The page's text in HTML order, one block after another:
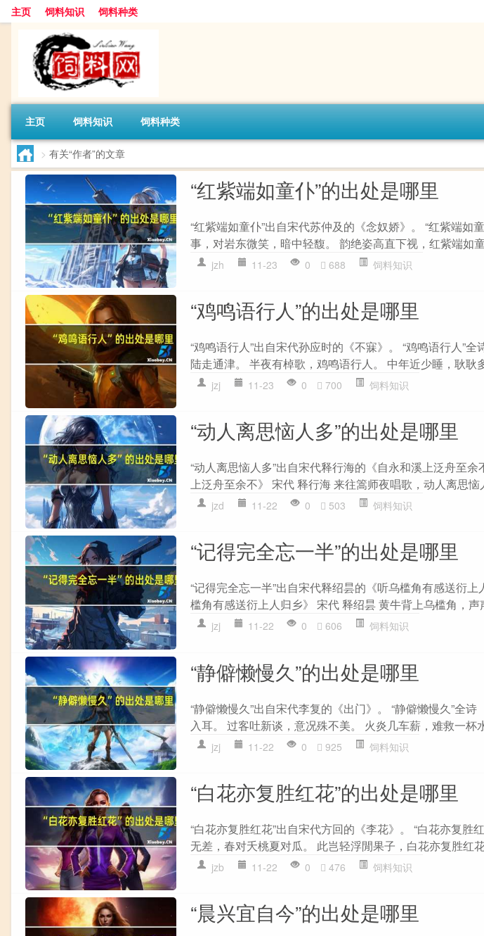
主页 饲料知识 饲料种类
主页 饲料知识 饲料种类
> 有关“作者”的文章
“红紫端如童仆”的出处是哪里
“红紫端如童仆”出自宋代苏仲及的《念奴娇》。 “红紫端如
事，对岩东微笑，暗中轻馥。 韵绝姿高直下视，红紫端如
jzh 11-23 0 688 饲料知识
“鸡鸣语行人”的出处是哪里
“鸡鸣语行人”出自宋代孙应时的《不寐》。 “鸡鸣语行人”
陆走通津。 半夜有棹歌，鸡鸣语行人。 中年近少睡，耿耿
jzj 11-23 0 700 饲料知识
“动人离思恼人多”的出处是哪里
“动人离思恼人多”出自宋代释行海的《自永和溪上泛舟至
上泛舟至余不》 宋代 释行海 来往篙师夜唱歌，动人离思恼
jzd 11-22 0 503 饲料知识
“记得完全忘一半”的出处是哪里
“记得完全忘一半”出自宋代释绍昙的《听乌槛角有感送衍
槛角有感送衍上人归乡》 宋代 释绍昙 黄牛背上乌槛角，声
jzj 11-22 0 606 饲料知识
“静僻懒慢久”的出处是哪里
“静僻懒慢久”出自宋代李复的《出门》。 “静僻懒慢久”全
入耳。 过客吐新谈，意况殊不美。 火炎几车薪，难救一杯
jzj 11-22 0 925 饲料知识
“白花亦复胜红花”的出处是哪里
“白花亦复胜红花”出自宋代方回的《李花》。 “白花亦复胜
无差，春对夭桃夏对瓜。 此岂轻浮閒果子，白花亦复胜红
jzb 11-22 0 476 饲料知识
“晨兴宜自今”的出处是哪里